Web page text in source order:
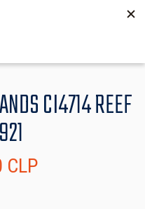
CI4714 REEF
CLP